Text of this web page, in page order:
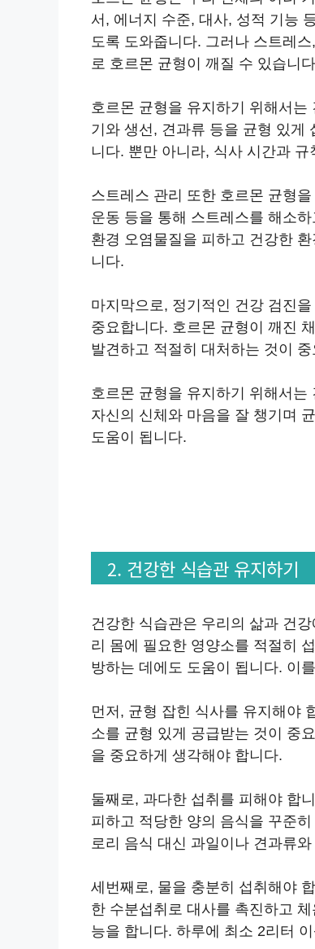
서, 에너지 수준, 대사, 성적 기능
도록 도와줍니다. 그러나 스트레
로 호르몬 균형이 깨질 수 있습니
호르몬 균형을 유지하기 위해서
기와 생선, 견과류 등을 균형 있게
니다. 뿐만 아니라, 식사 시간과
스트레스 관리 또한 호르몬 균형
운동 등을 통해 스트레스를 해소
환경 오염물질을 피하고 건강한
니다.
마지막으로, 정기적인 건강 검진
중요합니다. 호르몬 균형이 깨진
발견하고 적절히 대처하는 것이
호르몬 균형을 유지하기 위해서
자신의 신체와 마음을 잘 챙기며
도움이 됩니다.
2. 건강한 식습관 유지하기
건강한 식습관은 우리의 삶과 건
리 몸에 필요한 영양소를 적절히
방하는 데에도 도움이 됩니다. 이
먼저, 균형 잡힌 식사를 유지해야
소를 균형 있게 공급받는 것이 중
을 중요하게 생각해야 합니다.
둘째로, 과다한 섭취를 피해야 합
피하고 적당한 양의 음식을 꾸준
로리 음식 대신 과일이나 견과류
세번째로, 물을 충분히 섭취해야
한 수분섭취로 대사를 촉진하고
능을 합니다. 하루에 최소 2리터